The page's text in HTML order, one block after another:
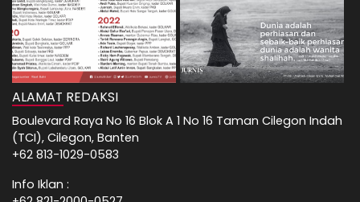
ALAMAT REDAKSI
Boulevard Raya No 16 Blok A 1 No 16 Taman Cilegon Indah
(TCI), Cilegon, Banten
+62 813-1029-0583
Info Iklan :